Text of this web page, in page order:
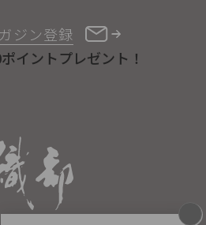
ジン登録
イントプレゼント！